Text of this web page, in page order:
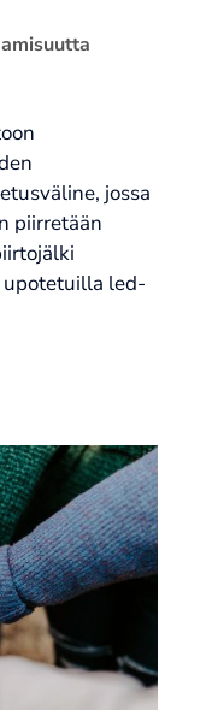
jossa
piirretään
led-